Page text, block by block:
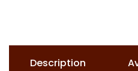
Description